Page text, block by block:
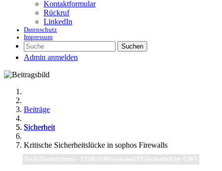
Kontaktformular
Rückruf
LinkedIn
Datenschutz
Impressum
Suchen
Admin anmelden
Beiträge
Sicherheit
Kritische Sicherheitslücke in sophos Firewalls
Tech-Nachrichten – SYSKO-Wissen und IT-Sicherheit by GWS